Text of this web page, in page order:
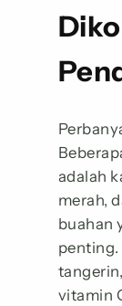
adalah
merah,
buahan
penting.
vitamin